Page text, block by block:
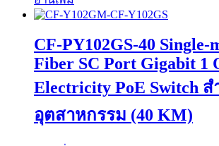
CF-PY102GS-40 Single-
Fiber SC Port Gigabit 1
Electricity PoE Switch
อุตสาหกรรม (40 KM)